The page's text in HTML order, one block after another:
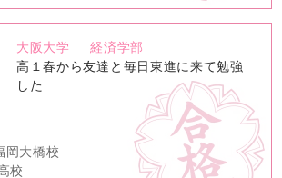
大阪大学
経済学部
高１春から友達と毎日東進に来て勉強
した
岡大橋校
校